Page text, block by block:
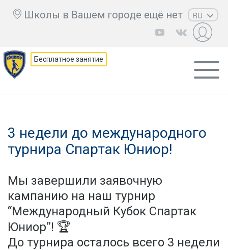
Школы в Вашем городе ещё нет
RU
EN
KZ
AZ
Бесплатное занятие
3 недели до международного
турнира Спартак Юниор!
Мы завершили заявочную
кампанию на наш турнир
“Международный Кубок Спартак
Юниор”! 🏆
До турнира осталось всего 3 недели